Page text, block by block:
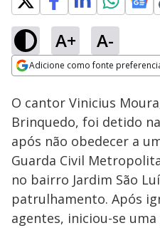
A+ A-
Adicione como fonte
Ativar
Loaded
65.26%
O cantor Vinicius
Brinquedo, foi detido
após não obedecer a
Guarda Civil
no bairro Jardim São
patrulhamento. Após
agentes, iniciou-se